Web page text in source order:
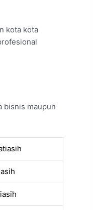
kota kota
bisnis maupun